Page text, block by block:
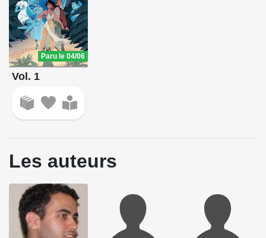
Paru le 04/06
Vol. 1
Les auteurs